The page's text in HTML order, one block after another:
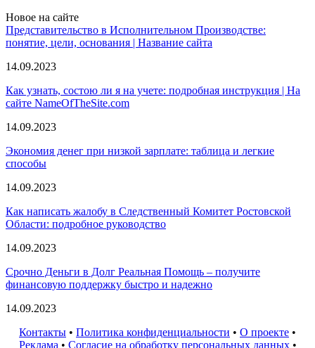
Новое на сайте
Представительство в Исполнительном Производстве:
понятие, цели, основания | Название сайта
14.09.2023
Как узнать, состою ли я на учете: подробная инструкция | На
сайте NameOfTheSite.com
14.09.2023
Экономия денег при низкой зарплате: таблица и легкие
способы
14.09.2023
Как написать жалобу в Следственный Комитет Ростовской
Области: подробное руководство
14.09.2023
Срочно Деньги в Долг Реальная Помощь – получите
финансовую поддержку быстро и надежно
14.09.2023
Контакты • Политика конфиденциальности • О проекте •
Реклама • Согласие на обработку персональных данных•